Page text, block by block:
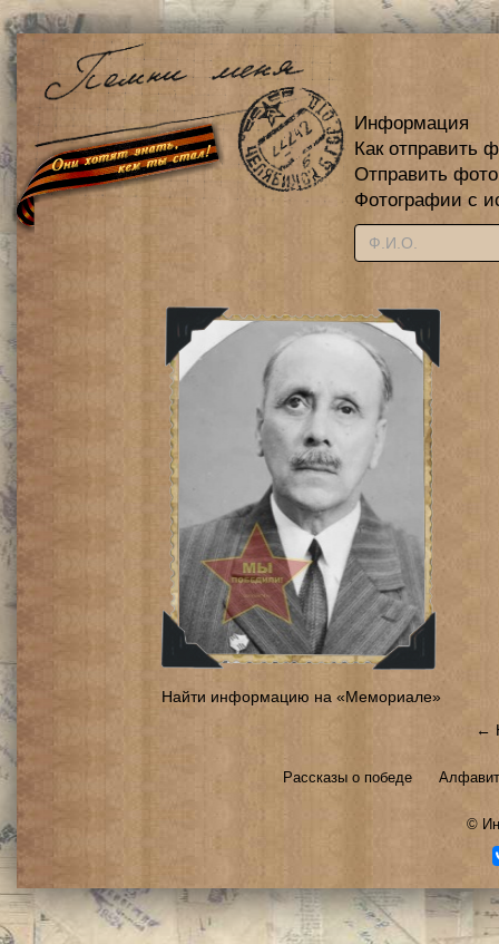
Информация
Как отправить
Отправить
Фотографии с
Найти информацию на «Мемориале»
←
Рассказы о победе
©